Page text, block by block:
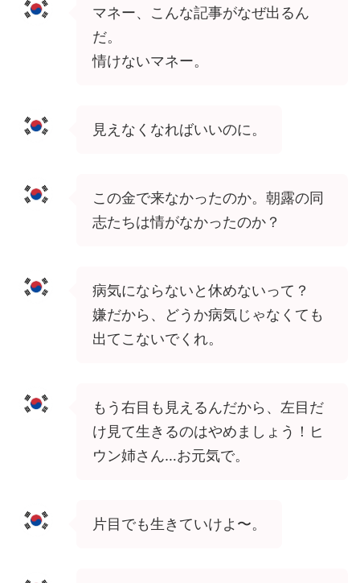
マネー、こんな記事がなぜ出るん
だ。
情けないマネー。
見えなくなればいいのに。
この金で来なかったのか。朝露の同
志たちは情がなかったのか？
病気にならないと休めないって？
嫌だから、どうか病気じゃなくても
出てこないでくれ。
もう右目も見えるんだから、左目だ
け見て生きるのはやめましょう！ヒ
ウン姉さん…お元気で。
片目でも生きていけよ〜。